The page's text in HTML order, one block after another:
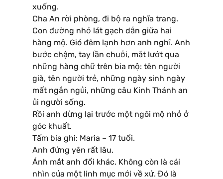
xuống.
Cha An rời phòng, đi bộ ra nghĩa trang.
Con đường nhỏ lát gạch dẫn giữa hai
hàng mộ. Gió đêm lạnh hơn anh nghĩ. Anh
bước chậm, tay lần chuỗi, mắt lướt qua
những hàng chữ trên bia mộ: tên người
già, tên người trẻ, những ngày sinh ngày
mất ngắn ngủi, những câu Kinh Thánh an
ủi người sống.
Rồi anh dừng lại trước một ngôi mộ nhỏ ở
góc khuất.
Tấm bia ghi: Maria – 17 tuổi.
Anh đứng yên rất lâu.
Ánh mắt anh đổi khác. Không còn là cái
nhìn của một linh mục mới về xứ. Đó là